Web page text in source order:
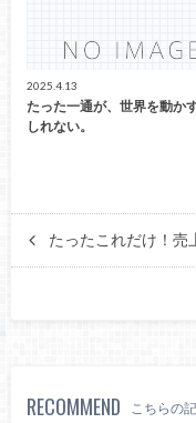
2025.4.13
たった一通が、世界を動か
しれない。
たったこれだけ！売
RECOMMEND こちらの